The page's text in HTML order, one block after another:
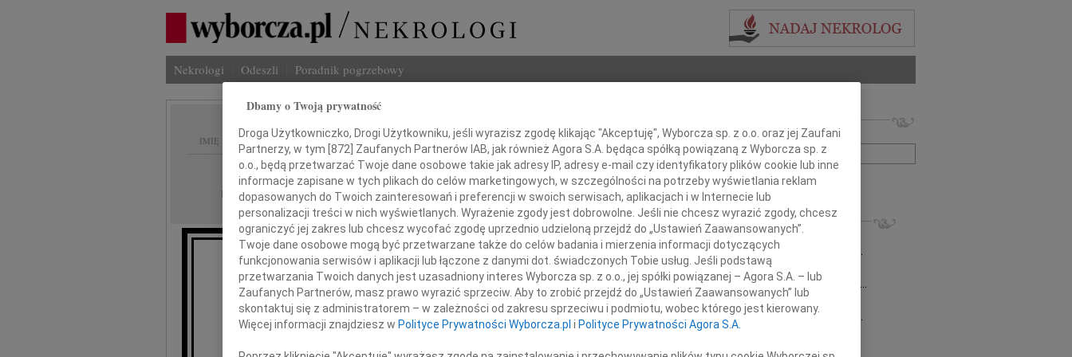
Nekrologi Odeszli Poradnik pogrzebowy
IMIĘ I NAZWISKO:
REGION: Radom
DATA EMISJI: 27.03.2020
Dnia 24 marca 2020 roku zmarła
bardzo bliska mi Osoba
Imię i nazwisko lub numer ogłoszenia:
+ szukanie zaawansowane
INNE NEKROLOGI
06.08.2026Radom
Sędziemu Marcinowi Kobylskiemu wyrazy...
Stanisław Kowalski06.11.2024
Z ogromnym smutkiem żegnamy Stanisława...
28.10.2022
Radom
Sędzi Beacie Zielińskiej wyrazy głębokiego...
Janina Kwapisiewicz
W sierpniu mija kolejna rocznica śmierci...
Dbamy o Twoją prywatność
Droga Użytkowniczko, Drogi Użytkowniku, jeśli wyrazisz zgodę klikając "Akceptuję", Wyborcza sp. z o.o. oraz jej Zaufani
Partnerzy, w tym [872] Zaufanych Partnerów IAB, jak również Agora S.A. będąca spółką powiązaną z Wyborcza sp. z
o.o., będą przetwarzać Twoje dane osobowe takie jak adresy IP, adresy e-mail czy identyfikatory plików cookie lub inne
informacje zapisane w tych plikach do celów marketingowych, w szczególności na potrzeby wyświetlania reklam
dopasowanych do Twoich zainteresowań i preferencji w swoich serwisach, aplikacjach i w Internecie lub
personalizacji treści w nich wyświetlanych. Wyrażenie zgody jest dobrowolne. Jeśli nie chcesz wyrazić zgody, chcesz
ograniczyć jej zakres lub chcesz wycofać zgodę uprzednio udzieloną przejdź do „Ustawień Zaawansowanych”.
Twoje dane osobowe mogą być przetwarzane także do celów badania i mierzenia informacji dotyczących
funkcjonowania serwisów i aplikacji lub łączone z danymi dot. świadczonych Tobie usług. Jeśli podstawą
przetwarzania Twoich danych jest uzasadniony interes Wyborcza sp. z o.o., jej spółki powiązanej – Agora S.A. – lub
Zaufanych Partnerów, masz prawo wyrazić sprzeciw. Aby to zrobić przejdź do „Ustawień Zaawansowanych” lub
skontaktuj się z administratorem – w zależności od zakresu sprzeciwu i podmiotu, wobec którego jest kierowany.
Więcej informacji znajdziesz w Polityce Prywatności Wyborcza.pl i Polityce Prywatności Agora S.A.